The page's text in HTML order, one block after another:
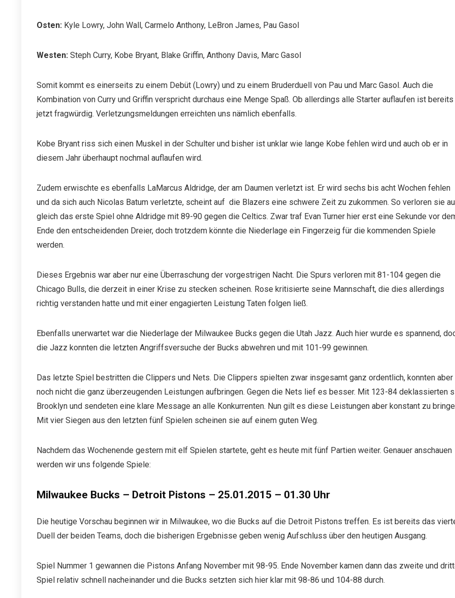
Osten: Kyle Lowry, John Wall, Carmelo Anthony, LeBron James, Pau Gasol
Westen: Steph Curry, Kobe Bryant, Blake Griffin, Anthony Davis, Marc Gasol
Somit kommt es einerseits zu einem Debüt (Lowry) und zu einem Bruderduell von Pau und Marc Gasol. Auch die
Kombination von Curry und Griffin verspricht durchaus eine Menge Spaß. Ob allerdings alle Starter auflaufen ist bereits
jetzt fragwürdig. Verletzungsmeldungen erreichten uns nämlich ebenfalls.
Kobe Bryant riss sich einen Muskel in der Schulter und bisher ist unklar wie lange Kobe fehlen wird und auch ob er in
diesem Jahr überhaupt nochmal auflaufen wird.
Zudem erwischte es ebenfalls LaMarcus Aldridge, der am Daumen verletzt ist. Er wird sechs bis acht Wochen fehlen
und da sich auch Nicolas Batum verletzte, scheint auf die Blazers eine schwere Zeit zu zukommen. So verloren sie
gleich das erste Spiel ohne Aldridge mit 89-90 gegen die Celtics. Zwar traf Evan Turner hier erst eine Sekunde vor
Ende den entscheidenden Dreier, doch trotzdem könnte die Niederlage ein Fingerzeig für die kommenden Spiele
werden.
Dieses Ergebnis war aber nur eine Überraschung der vorgestrigen Nacht. Die Spurs verloren mit 81-104 gegen die
Chicago Bulls, die derzeit in einer Krise zu stecken scheinen. Rose kritisierte seine Mannschaft, die dies allerdings
richtig verstanden hatte und mit einer engagierten Leistung Taten folgen ließ.
Ebenfalls unerwartet war die Niederlage der Milwaukee Bucks gegen die Utah Jazz. Auch hier wurde es spannend,
die Jazz konnten die letzten Angriffsversuche der Bucks abwehren und mit 101-99 gewinnen.
Das letzte Spiel bestritten die Clippers und Nets. Die Clippers spielten zwar insgesamt ganz ordentlich, konnten aber
noch nicht die ganz überzeugenden Leistungen aufbringen. Gegen die Nets lief es besser. Mit 123-84 deklassierten
Brooklyn und sendeten eine klare Message an alle Konkurrenten. Nun gilt es diese Leistungen aber konstant zu
Mit vier Siegen aus den letzten fünf Spielen scheinen sie auf einem guten Weg.
Nachdem das Wochenende gestern mit elf Spielen startete, geht es heute mit fünf Partien weiter. Genauer anschauen
werden wir uns folgende Spiele:
Milwaukee Bucks – Detroit Pistons – 25.01.2015 – 01.30 Uhr
Die heutige Vorschau beginnen wir in Milwaukee, wo die Bucks auf die Detroit Pistons treffen. Es ist bereits das
Duell der beiden Teams, doch die bisherigen Ergebnisse geben wenig Aufschluss über den heutigen Ausgang.
Spiel Nummer 1 gewannen die Pistons Anfang November mit 98-95. Ende November kamen dann das zweite und
Spiel relativ schnell nacheinander und die Bucks setzten sich hier klar mit 98-86 und 104-88 durch.